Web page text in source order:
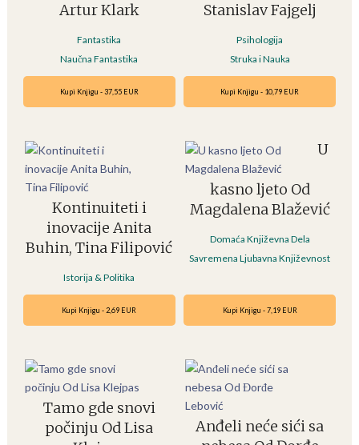
Artur Klark
Fantastika
Naučna Fantastika
Stanislav Fajgelj
Psihologija
Struka i Nauka
Kupi Knjigu - 37,55 EUR
Kontinuiteti i
inovacije Anita
Buhin, Tina Filipović
Istorija & Politika
Kupi Knjigu - 10,79 EUR
U
kasno ljeto Od
Magdalena Blažević
Domaća Književna Dela
Savremena Ljubavna Književnost
Kupi Knjigu - 2,69 EUR
Tamo gde snovi
počinju Od Lisa
Kupi Knjigu - 7,19 EUR
Anđeli neće sići sa